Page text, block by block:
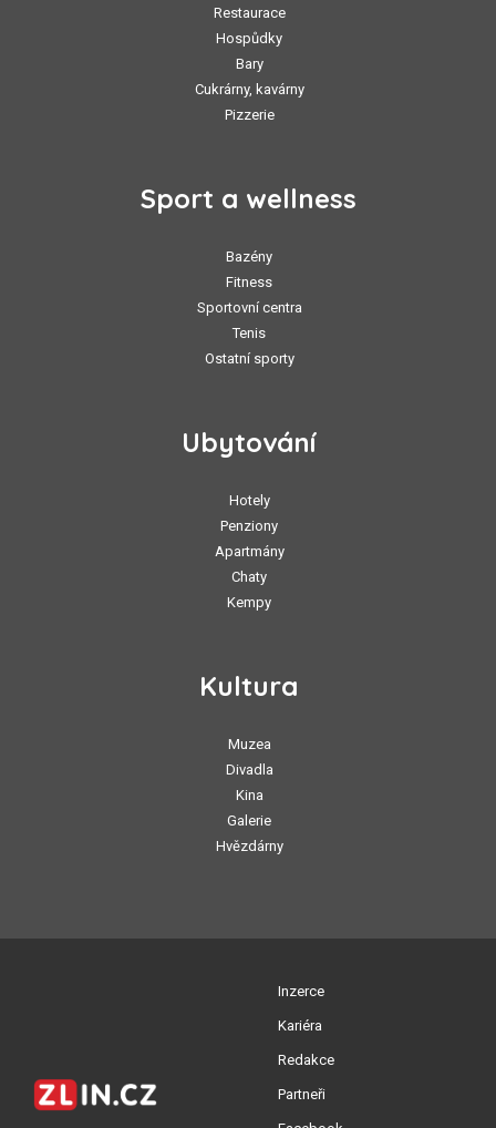
Restaurace
Hospůdky
Bary
Cukrárny, kavárny
Pizzerie
Sport a wellness
Bazény
Fitness
Sportovní centra
Tenis
Ostatní sporty
Ubytování
Hotely
Penziony
Apartmány
Chaty
Kempy
Kultura
Muzea
Divadla
Kina
Galerie
Hvězdárny
Inzerce
Kariéra
Redakce
Partneři